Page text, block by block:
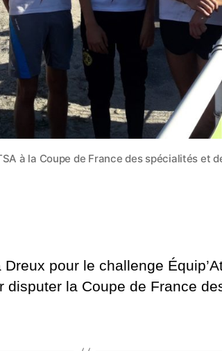
à la Coupe de France des spécialités et
pour le challenge
la Coupe de France